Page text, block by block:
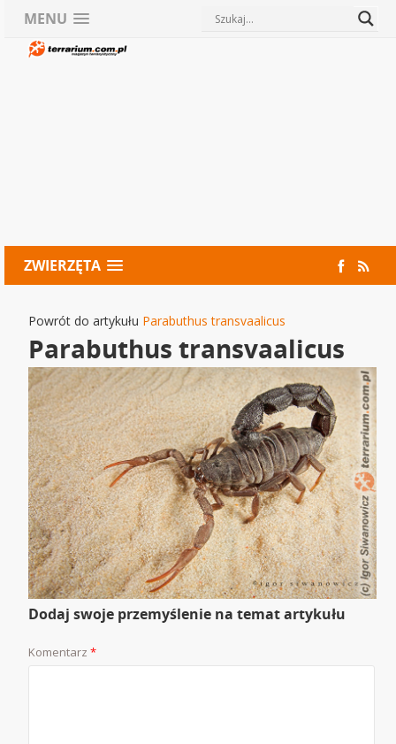
MENU
ZWIERZĘTA
Powrót do artykułu Parabuthus transvaalicus
Parabuthus transvaalicus
Dodaj swoje przemyślenie na temat artykułu
Komentarz*